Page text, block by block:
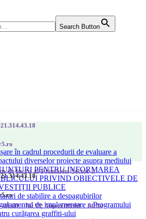
Search Button
în cadrul procedurii de evaluare a
diverselor proiecte asupra mediului
PENTRU INFORMAREA
PRIVIND OBIECTIVELE DE
PUBLICE
de stabilire a despagubirilor
de implementare a Programului
curățarea graffiti-ului
de lucru al Primăriei Sector 5
- 16:30; Vineri 08:00 - 14:00